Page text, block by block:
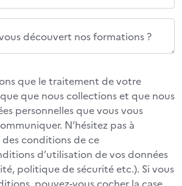
découvert nos formations ?
que le traitement de votre
que nous collections et que nous
personnelles que vous vous
N’hésitez pas à
conditions de ce
d’utilisation de vos données
politique de sécurité etc.). Si vous
pouvez-vous cocher la case